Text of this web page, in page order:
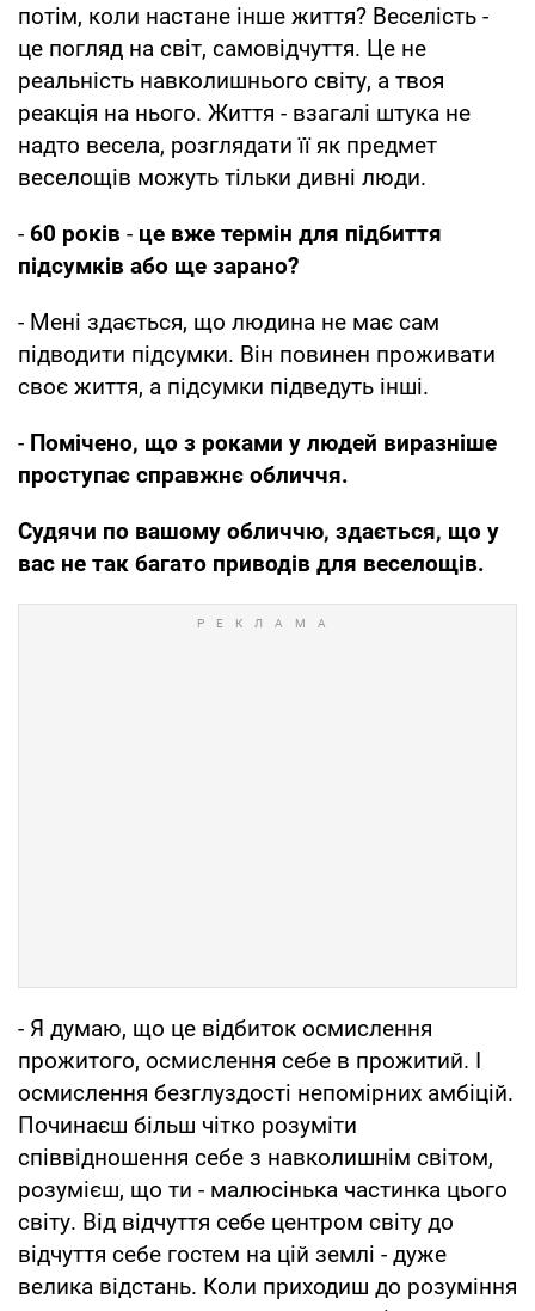
потім, коли настане інше життя? Веселість -
це погляд на світ, самовідчуття. Це не
реальність навколишнього світу, а твоя
реакція на нього. Життя - взагалі штука не
надто весела, розглядати її як предмет
веселощів можуть тільки дивні люди.
- 60 років - це вже термін для підбиття
підсумків або ще зарано?
- Мені здається, що людина не має сам
підводити підсумки. Він повинен проживати
своє життя, а підсумки підведуть інші.
- Помічено, що з роками у людей виразніше
проступає справжнє обличчя.
Судячи по вашому обличчю, здається, що у
вас не так багато приводів для веселощів.
- Я думаю, що це відбиток осмислення
прожитого, осмислення себе в прожитий. І
осмислення безглуздості непомірних амбіцій.
Починаєш більш чітко розуміти
співвідношення себе з навколишнім світом,
розумієш, що ти - малюсінька частинка цього
світу. Від відчуття себе центром світу до
відчуття себе гостем на цій землі - дуже
велика відстань. Коли приходиш до розуміння